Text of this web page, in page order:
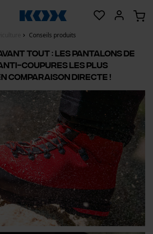
Conseils produits
tout : Les pantalons de
coupures les plus
comparaison directe !